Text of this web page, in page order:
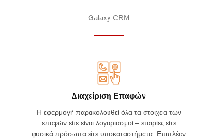
Galaxy CRM
Διαχείριση Επαφών
Η εφαρμογή παρακολουθεί όλα τα στοιχεία των
επαφών είτε είναι λογαριασμοί – εταιρίες είτε
φυσικά πρόσωπα είτε υποκαταστήματα. Επιπλέον